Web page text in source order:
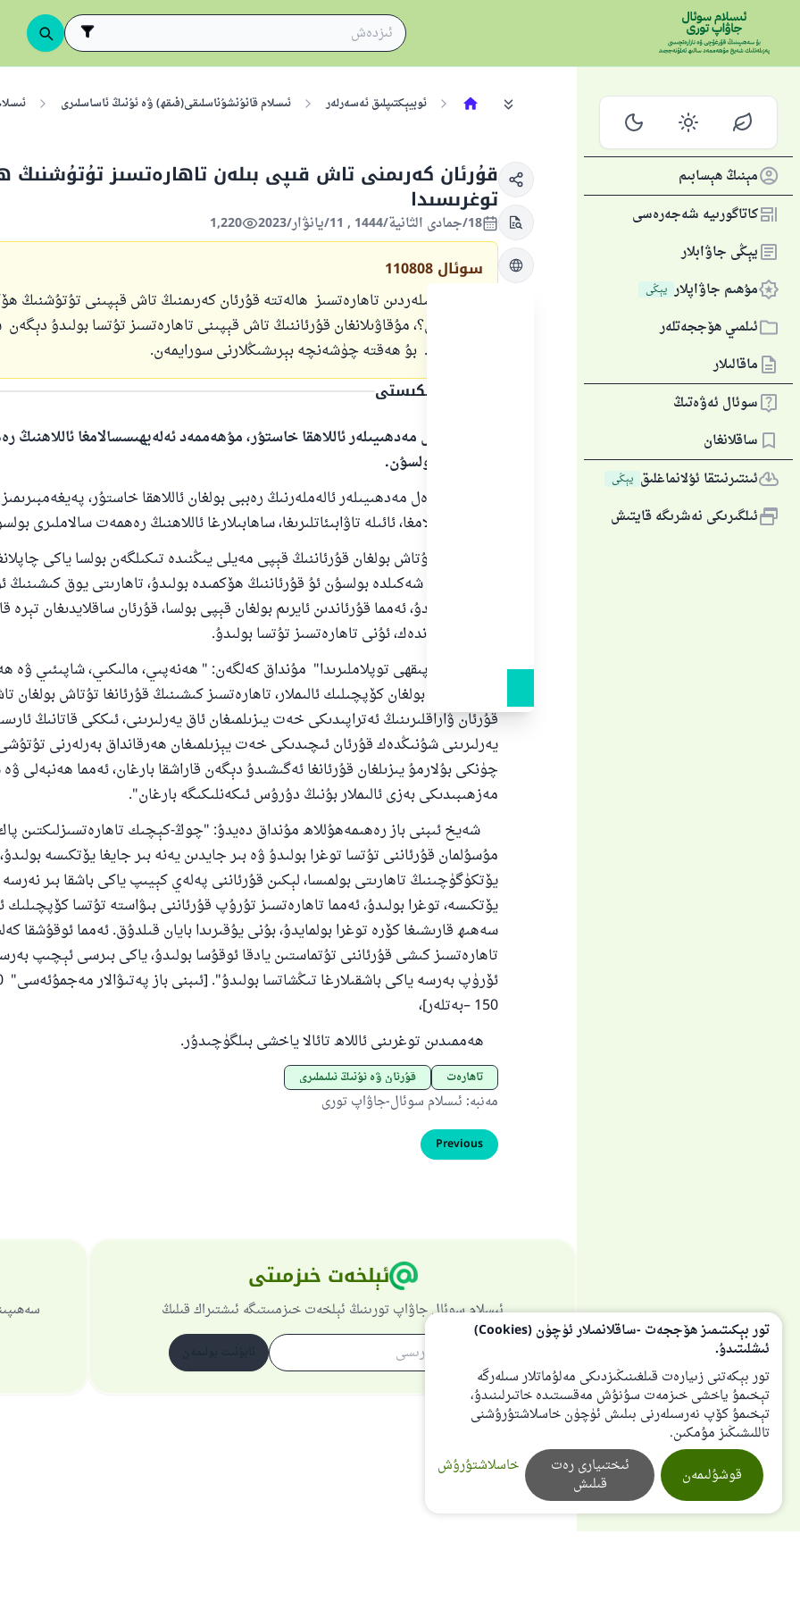
مېنىڭ ھېسابىم
كاتاگورىيە شەجەرەسى
يېڭى جاۋابلار
مۇھىم جاۋاپلار يېڭى
ئىلمىي ھۆججەتلەر
ماقالىلار
سوئال ئەۋەتىڭ
ساقلانغان
ئىنتىرنىتقا ئۇلانماغلىق يېڭى
ئىلگىرىكى نەشرىگە قايتىش
ئوبيېكتىپلىق ئەسەرلەر ئىسلام قانۇنشۇناسلىقى(فىقھ) ۋە ئۇنىڭ ئاساسلىرى
قۇرئان كەرىمنى تاش قىپى بىلەن تاھارەتسىز
توغرىسىدا
18/جمادى الثانية/1444 , 11/يانۋار/2023 1,220
سوئال 110808
مەن سىلەردىن تاھارەتسىز ھالەتتە قۇرئان كەرىمنىڭ تاش قېپىنى تۇتۇشنىڭ
سورايمەن؟، مۇقاۋىلانغان قۇرئاننىڭ تاش قېپىنى تاھارەتسىز تۇتسا بولىدۇ
. بۇ ھەقتە چۈشەنچە بېرىشىڭلارنى سورايمەن.
جاۋاپنىڭ تېكىستى
بارلىق گۈزەل مەدھىيىلەر ئاللاھقا خاستۇر، مۇھەممەد ئەلەيھىسسالامغا ئاللاھنىڭ
سالاملىرى بولسۇن.
بارلىق گۈزەل مەدھىيىلەر ئالەملەرنىڭ رەببى بولغان ئاللاھقا خاستۇر،
ئەلەيھىسسالامغا، ئائىلە تاۋابىئاتلىرىغا، ساھابىلارغا ئاللاھنىڭ رەھمەت سالاملىرى
قۇرئانغا تۇتاش بولغان قۇرئاننىڭ قېپى مەيلى يىڭنىدە تىكىلگەن بولسا ياكى
ياكى قايسى شەكىلدە بولسۇن ئۇ قۇرئاننىڭ ھۆكمىدە بولىدۇ، تاھارىتى يوق
توغرا بولمايدۇ، ئەمما قۇرئاندىن ئايرىم بولغان قېپى بولسا، قۇرئان ساقلايدىغان
مۇقاۋا دېگەندەك، ئۇنى تاھارەتسىز تۇتسا بولىدۇ.
"كۇۋەيت پىقھى توپلاملىرىدا" مۇنداق كەلگەن:
"ھەنەپىي، مالىكىي، شاپىئىي ۋە
مەزھىبىدىن بولغان كۆپچىلىك ئالىملار، تاھارەتسىز كىشىنىڭ قۇرئانغا تۇتاش بولغان
قۇرئان ۋاراقلىرىنىڭ ئەتراپىدىكى خەت يىزىلمىغان ئاق يەرلىرىنى، ئىككى قاتانىڭ
يەرلىرىنى شۇنىڭدەك قۇرئان ئىچىدىكى خەت يېزىلمىغان ھەرقانداق بەرلەرنى
چۈنكى بۇلارمۇ يىزىلغان قۇرئانغا ئەگىشىدۇ دېگەن قاراشقا بارغان، ئەمما ھەنبەلى
مەزھىبىدىكى بەزى ئالىملار بۇنىڭ دۇرۇس ئىكەنلىكىگە بارغان".
شەيخ ئىبنى باز رەھىمەھۇللاھ مۇنداق دەيدۇ:
"چوڭ-كېچىك تاھارەتسىزلىكتىن
مۇسۇلمان قۇرئاننى تۇتسا توغرا بولىدۇ ۋە بىر جايدىن يەنە بىر جايغا يۆتكىسە
يۆتكۈگۈچىنىڭ تاھارىتى بولمىسا، لېكىن قۇرئاننى پەلەي كېيىپ ياكى باشقا بىر
يۆتكىسە، توغرا بولىدۇ، ئەمما تاھارەتسىز تۇرۇپ قۇرئاننى بىۋاستە تۇتسا كۆپچىلىك
سەھىھ قارىشىغا كۆرە توغرا بولمايدۇ، بۇنى يۇقىرىدا بايان قىلدۇق. ئەمما ئوقۇشقا
تاھارەتسىز كىشى قۇرئاننى تۇتماستىن يادقا ئوقۇسا بولىدۇ، ياكى بىرسى ئېچىپ
ئۆرۈپ بەرسە ياكى باشقىلارغا تىڭشاتسا بولىدۇ". [ئىبنى باز پەتىۋالار مەجمۇئەسى"
150
–بەتلەر]،
ھەممىدىن توغرىنى ئاللاھ تائالا ياخشى بىلگۈچىدۇر.
تاھارەت قۇرئان ۋە ئۇنىڭ ئىلىملىرى
مەنبە: ئىسلام سوئال-جاۋاپ تورى
Previous
ئېلخەت خىزمىتى
ئىسلام سوئال جاۋاپ تورىنىڭ ئېلخەت خىزمىىتىگە ئىشتىراك قىلىڭ
110845 - نومۇرلۇق سوئالنىڭ جاۋابى ئائىلىنى
ساقلاپ قالدى
ئۇممەتكە جاۋاپ بېرىشىمىزگە ياردەم قىلىڭ
پەيغەمبەرئەلەيھىسسالام مۇنداق دېگەن:
ياخشىلىققا باشلارپ قويغان كىشى قىلغۇچىغا ئوخشاش ساۋاپقا
مۇسلىم رىۋايەت قىلغان (1893) ھەدىس
ئىئائە
تور بېكىتىمىز ھۆججەت -ساقلانمىلار ئۈچۈن (Cookies)
ئىشلىتىدۇ.
تور بېكەتنى زىيارەت قىلغىنىڭىزدىكى مەلۇماتلار سىلەرگە
تېخىمۇ ياخشى خىزمەت سۇنۇش مەقسىتىدە خاتىرلىنىدۇ،
تېخىمۇ كۆپ نەرسىلەرنى بىلىش ئۈچۈن خاسلاشتۇرۇشنى
تاللىشىڭىز مۇمكىن.
خاسلاشتۇرۇش
ئىختىيارى رەت
قىلىش قوشۇلىمەن